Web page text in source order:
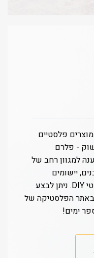
פלסטיים
- פלרם
למגוון רחב של
יישומים
עיצוביים, פרסום, חקלאות ופרויקטי DIY. ניתן לבצע
באתר הפלסטיקה של
ימים!